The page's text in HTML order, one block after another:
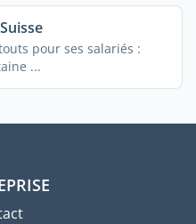
pour ses salariés :
...